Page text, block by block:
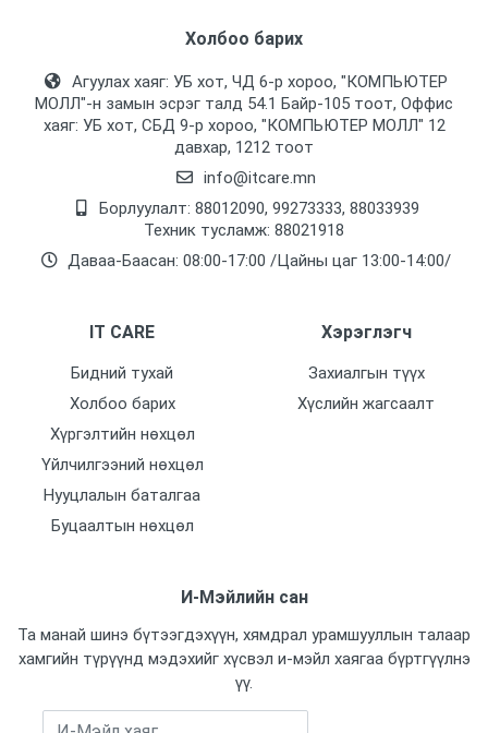
Холбоо барих
Агуулах хаяг: УБ хот, ЧД 6-р хороо, "КОМПЬЮТЕР
МОЛЛ᠌"-н замын эсрэг талд 54.1 Байр-105 тоот, Оффис
хаяг: УБ хот, СБД 9-р хороо, "КОМПЬЮТЕР МОЛЛ᠌" 12
давхар, 1212 тоот
info@itcare.mn
Борлуулалт: 88012090, 99273333, 88033939
Техник тусламж: 88021918
Даваа-Баасан: 08:00-17:00 /Цайны цаг 13:00-14:00/
IT CARE
Бидний тухай
Холбоо барих
Хүргэлтийн нөхцөл
Үйлчилгээний нөхцөл
Нууцлалын баталгаа
Буцаалтын нөхцөл
Хэрэглэгч
Захиалгын түүх
Хүслийн жагсаалт
И-Мэйлийн сан
Та манай шинэ бүтээгдэхүүн, хямдрал урамшууллын талаар
хамгийн түрүүнд мэдэхийг хүсвэл и-мэйл хаягаа бүртгүүлнэ
үү.